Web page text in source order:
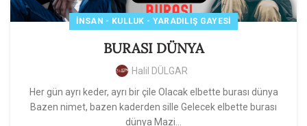
İNSAN - KULLUK - YARADILIŞ GAYESI
BURASI DÜNYA
Halil DÜLGAR
Her gün ayrı keder, ayrı bir çile Olacak elbette burası dünya
Bazen nimet, bazen kaderden sille Gelecek elbette burası
dünya Mazi...